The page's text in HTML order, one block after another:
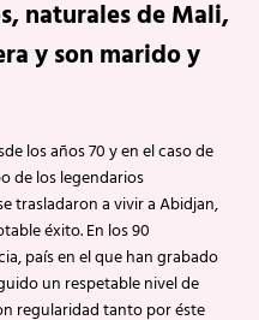
naturales de Mali,
y son marido y
los años 70 y en el caso de
de los legendarios
trasladaron a vivir a Abidjan,
éxito. En los 90
país en el que han grabado
un respetable nivel de
regularidad tanto por éste